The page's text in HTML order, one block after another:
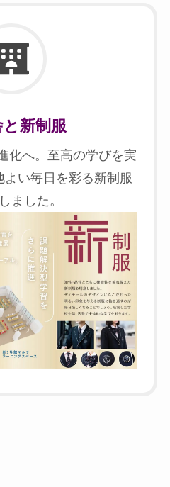
新制服
化へ。至高の学びを実
い毎日を彩る新制服
ました。